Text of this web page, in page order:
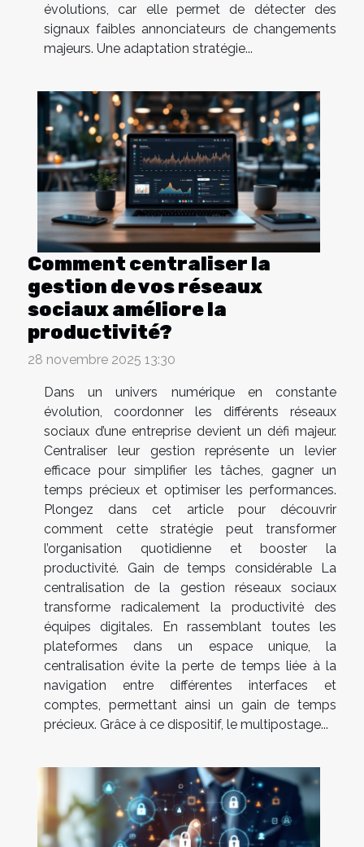
évolutions, car elle permet de détecter des
signaux faibles annonciateurs de changements
majeurs. Une adaptation stratégie...
Comment centraliser la
gestion de vos réseaux
sociaux améliore la
productivité?
28 novembre 2025 13:30
Dans un univers numérique en constante
évolution, coordonner les différents réseaux
sociaux d’une entreprise devient un défi majeur.
Centraliser leur gestion représente un levier
efficace pour simplifier les tâches, gagner un
temps précieux et optimiser les performances.
Plongez dans cet article pour découvrir
comment cette stratégie peut transformer
l’organisation quotidienne et booster la
productivité. Gain de temps considérable La
centralisation de la gestion réseaux sociaux
transforme radicalement la productivité des
équipes digitales. En rassemblant toutes les
plateformes dans un espace unique, la
centralisation évite la perte de temps liée à la
navigation entre différentes interfaces et
comptes, permettant ainsi un gain de temps
précieux. Grâce à ce dispositif, le multipostage...